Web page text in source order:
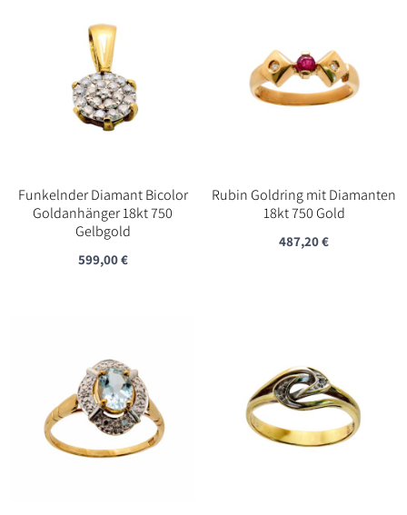
Funkelnder Diamant Bicolor
Goldanhänger 18kt 750
Gelbgold
599,00€
Rubin Goldring mit Diamanten
18kt 750 Gold
487,20€